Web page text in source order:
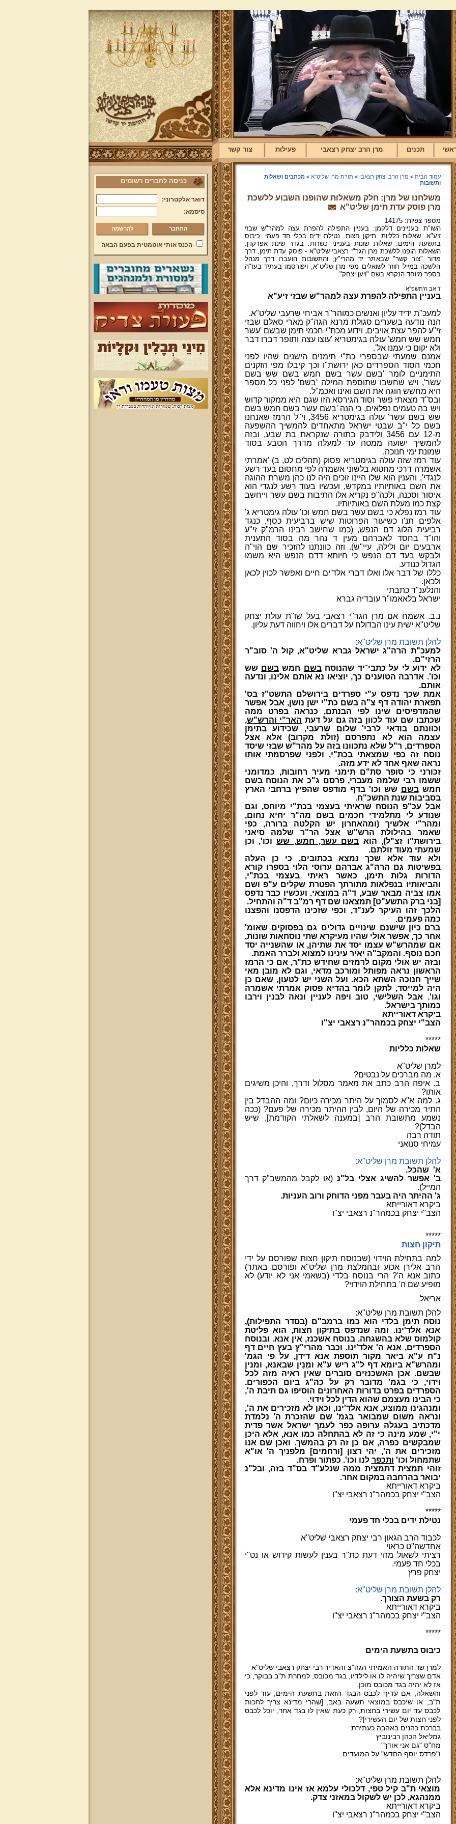
תכנים מרן הרב יצחק רצאבי פעילות צור קשר
עמוד הבית > מרן הרב יצחק רצאבי > תורת מרן שליט"א >מכתבים ושאלות
ותשובות
משלחנו של מרן: חלק משאלות שהופנו השבוע ללשכת
מרן פוסק עדת תימן שליט"א
מספר צפיות: 14175
השו"ת בעניינים דלקמן: בעניין התפילה להפרת עצה למהר"ש שבזי
זיע"א. שאלות כלליות. תיקון חצות. נטילת ידים בכלי חד פעמי. כיבוס
בתשעת הימים. שאלות שונות בענייני כשרות. בגדר שינת אפרקדן.
השאלות הופנו ללשכת מרן הגר"י רצאבי שליט"א - פוסק עדת תימן, דרך
מדור "צור קשר" שבאתר יד מהרי"ץ, והתשובות הועברו דרך מנהל
הלשכה במייל חוזר לשואלים מפי מרן שליט"א, ויפורסמו בעתיד בעז"ה
בספר מיוחד הנקרא בשם "ויען יצחק".
ז' אב ה'תשפ''א
בעניין התפילה להפרת עצה למהר"ש שבזי זיע"א
למעכ"ת ידיד עליון ואנשים כמוהר"ר אביחי שרעבי שליט"א.
הנה נודעה בשערים סגולת מרנא הגה"ק מארי סאלם שבזי
זי"ע להפר עצת אויבים, וידוע מכת"י חכמי תימן שבשם 'עשר
חמש שש חמש' עולה בגימטריא 'עוצו עצה ותופר דברו דבר
ולא יקום כי עמנו אל'.
אמנם שמעתי שבספרי כת"י תימנים הישנים שהיו לפני
חכמי הסוד הספרדים כאן ירושת"ו וכך קיבלו מפי הזקנים
התימניים לומר 'בשם עשר בשם חמש בשם שש בשם
עשר', ויש שחשבו שתוספת המילה 'בשם' לפני כל מספר
היא מחשש הוגה את השם ואינו ואכמ"ל.
ובס"ד מצאתי פשר וסוד הגירסא הזו שגם היא ממקור קדוש
ויש בה טעמים נפלאים, כי הנה 'בשם עשר בשם חמש בשם
שש בשם עשר' עולה בגימטריא 3456 , וי"ל הרמז שאנחנו
בשם כל י"ב שבטי ישראל מתאחדים להמשיך ההשפעה
מ-12 עם 3456 ולידבק בתורה שנקראת בת שבע, ובזה
להמשיך ישועה ממטה עד למעלה מדרך הטבע בסוד
שמונת ימי חנוכה.
עוד רמז שזה עולה בגימטריא פסוק (תהלים לט, ב) 'אמרתי
אשמרה דרכי מחטוא בלשוני אשמרה לפי מחסום בעד רשע
לנגדי', והענין הוא שלו היינו זוכים היה לנו כהן משרת ההוגה
את השם באותיותיו במקדש, ועכשיו בעוד רשע לנגדי הוא
איסור וסכנה, ולכה"פ נקריא אלו התיבות בשם עשר וייחשב
קצת כמו מעלת השם באותיותיו.
עוד רמז נפלא כי בשם עשר בשם חמש וכו' עולה גימטריא ג'
אלפים תנ'ו כשיעור הפרוטות שיש ברביעית כסף, כנגד
רביעית הלוג דם הנפש, (כמו שחישב רבינו הרמ"ק זי"ע
והו"ד בחסד לאברהם מעין ד נהר מה בסוד התענית
ארבעים יום ולילה, עיי"ש). וזה כוונתנו להזכיר שם הוי"ה
ולבקש בעד דם הנפש כי חיותא דדם הנפש היא משמו
הגדול כנודע.
כללו של דבר אלו ואלו דברי אלד'ים חיים ואפשר לכוין לכאן
ולכאן.
והנלענ"ד כתבתי
ישראל בלאאמו"ר עובדיה גברא
נ.ב. אשמח אם מרן הגר"י רצאבי בעל שו"ת עולת יצחק
שליט"א ישית עינו הבדולח על דברים אלו ויחווה דעת עליון.
להלן תשובת מרן שליט"א:
למעכ"ת הרה"ג ישראל גברא שליט"א, קול ה' סוב"ר
הרזי"ם.
לא ידוע לי על כתבי־יד שהנוסחבשם חמשבשם שש
וכו'. אדרבה הטוענים כך, יוציאו נא אותם אלינו, ונדעה
אותם.
אמת שכך נדפס ע"י ספרדים בירושלם התשט"ז בס'
תפארת יהודה דף צ"ה בשם כת"י ישן נושן, אבל אפשר
שהמדפיסים שינו לפי הבנתם, כנראה בפרט ממה
שכתבו שם עוד לכוון בזה גם על דעת האר"י והרש"ש,
וכוונתם בודאי לרבי' שלום שרעבי, שכידוע בתימן
עצמה הוא לא נתפרסם (זולת מקרוב) אלא אצל
הספרדים, ר"ל שלא נתכוונו בזה על מהר"ש שבזי שיסד
נוסח זה כפי שמצאתי בכת"י, ולפני שפרסמתי אותו
נראה שאף אחד לא ידע מזה.
זכורני כי סופר סת"ם תימני מעיר רחובות, כמדומני
ששמו רבי שלמה מעברי, פרסם ג"כ את הנוסחבשם
חמשבשם שש וכו' בדף מודפס שהפיץ ברחבי הארץ
בסביבות שנת התשכ"ח.
אבל עכ"פ הנוסח שראיתי בעצמי בכת"י מיוחס, וגם
שנודע לי מתלמידי חכמים בשם מה"ר יחיא נחום,
ומהר"י אלשיך (ומהאחרון יש הקלטה ברורה, כפי
שאמר בהילולת הרש"ש אצל הר"ר שלמה סיאני
בירושת"ו זצ"ל), הוא בשם עשר, חמש, ששוכו', וכן
שמעתי מעוד זולתם.
ולא עוד אלא שכך נמצא בכתובים, כי כן העלה
בפשיטות גם הרה"ג אברהם ערוסי הלוי בספרו קורא
הדורות גלות תימן, כאשר ראיתי בעצמי בכת"י,
והביאותיו בנפלאות מתורתך הפטרת שקלים ע"פ ושם
אמו צביה מבאר שבע, ד"ה במוצאי. ועכשיו כבר נדפס
[בני ברק התשע"ט] תמצאנו שם דף רמ"ב ד"ה והתחיל.
הלכך זהו העיקר לענ"ד, וכפי שזכינו הדפסנו והפצנו
כמה פעמים.
ברם כיון שישנם שינויים גדולים גם בפסוקים שאומ'
אחר כך, אפשר אולי שהיו מעיקרא שתי נוסחאות שונות,
אם שמהרש"ש עצמו יסד את שתיהן, או שהשנייה יסד
חכם נוסף. והמקב"ה יאיר עינינו למצוא ולברר האמת.
ובזה יש אולי מקום לרמזים שחידש כת"ר, אם כי הרמז
הראשון נראה מפותל ומורכב מדאי, וגם לא מובן מאי
שייך חנוכה השתא הכא. ועל השני יש לטעון, שאם כן
היה למייסד, לתקן לומר בהדיא פסוק אמרתי אשמרה
וגו'. אבל השלישי, טוב ויפה לעניין ונאה לבנין וירבו
כמותך בישראל.
ביקרא דאורייתא
הצב"י יצחק בכמהר"נ רצאבי יצ"ו
*****
שאלות כלליות
למרן שליט"א
א. מה מברכים על נבטים?
ב. איפה הרב כתב את מאמר מסלול ודרך, והיכן משיגים
אותו?
ג. למה א''א לסמוך על היתר מכירה כיום? ומה ההבדל בין
התיר מכירה של היום, לבין ההיתר מכירה של פעם? (ככה
נשמע מתשובת הרב [במענה לשאלתי הקודמת], שיש
הבדל)?
תודה רבה
עמיחי סנואני
להלן תשובת מרן שליט"א:
א' שהכל.
ב' אפשר להשיג אצלי בל"נ (או לקבל מהמשב"ק דרך
המייל).
ג' ההיתר היה בעבר מפני הדוחק ורוב העניות.
ביקרא דאורייתא
הצב"י יצחק בכמהר"נ רצאבי יצ"ו
*****
תיקון חצות
למה בתחילת הוידוי (שבנוסח תיקון חצות שפורסם על ידי
הרב אלירן אכוע ובהמלצת מרן שליט"א ופורסם באתר)
כתוב אנא ה'? הרי בנוסח בלדי (בשאמי אני לא יודע) לא
מופיע שם ה' בתחילת הוידוי?
אריאל
להלן תשובת מרן שליט"א:
נוסח תימן בלדי הוא כמו ברמב"ם (בסדר התפילות),
אנא אלד'ינו. ומה שנדפס בתיקון חצות, הוא פליטת
קולמוס שלא בהשגחה. בנוסח אשכנז, אין אנא. ובנוסח
הספרדים, אנא ה' אלד'ינו. וכבר מהרי"ץ בעץ חיים דף
נ"ח ע"א ביאר מקור תוספת אנא דידן, על פי הגמ'
ומהרש"א ביומא דף ל"ג ריש ע"א ומנין שבאנא, ומנין
שבשם. אכן האשכנזים סוברים שאין ראיה מזה לכל
וידוי, כי בגמ' מדובר רק על כה"ג ביום הכפורים.
הספרדים בפרט בדורות האחרונים הוסיפו גם תיבת ה',
כי הבינו מעצמם שהוא הדין לכל וידוי.
ומנהגינו ממוצע, אנא אלד'ינו, וכאן לא מזכירים את ה',
ונראה משום שמבואר בגמ' שם שהזכרת ה' נלמדת
מדכתיב בעגלה ערופה כפר לעמך ישראל אשר פדית
י"י, שמע מינה כי זה לא בהתחלה כמו אנא, אלא היכן
שמבקשים כפרה, אם כן זה רק בהמשך. ואכן שם אנו
מזכירים את ה', יהי רצון [ורחמים] מלפניך ה' או"א
שתמחול וכו' ותכפר לנו וכו'. כפתור ופרח.
זוהי תמצית דתמצית ממה שנלע"ד בס"ד בזה, ובל"נ
יבואר בהרחבה במקום אחר.
ביקרא דאורייתא
הצב"י יצחק בכמהר"נ רצאבי יצ"ו
*****
נטילת ידים בכלי חד פעמי
לכבוד הרב הגאון רבי יצחק רצאבי שליט''א
אחדשה''ט כראוי
רציתי לשאול מהי דעת כת''ר בענין לעשות קידוש או נט''י
בכלי חד פעמי.
יצחק פרץ
להלן תשובת מרן שליט"א:
רק בשעת הצורך.
ביקרא דאורייתא
הצב"י יצחק בכמהר"נ רצאבי יצ"ו
*****
כיבוס בתשעת הימים
למרן שר התורה האמיתי הגה"צ והאדיר רבי יצחק רצאבי שליט"א
אדם שצריך שיהיה לו או לילדיו, בגד מכובס, למחרת ת"ב בבוקר, כי
אז לא יהיה בגד מכובס מוכן.
והשאלה, אם עדיף לכבס הבגד הזאת בתשעת הימים, עוד לפני
ת"ב, או שיכבס במוצאי תשעה באב, [שהרי מדינא צריך לחכות
לכבס עד יום עשירי בחצות, רק כעת שאין לו בגד אחר, יוכל לכבס
לפני חצות של יום העשירי]?
בברכת כהנים באהבה כעתירת
גמליאל הכהן רבינוביץ
מח"ס "גם אני אודך"
ו"פרדס יוסף החדש" על המועדים.
להלן תשובת מרן שליט"א:
מוצאי ת"ב קיל טפי, דלכולי עלמא אז אינו מדינא אלא
ממנהגא, לכן יש לשקול במאזני צדק.
ביקרא דאורייתא
הצב"י יצחק בכמהר"נ רצאבי יצ"ו
כניסה לחברים רשומים
דואר אלקטרוני:
סיסמא:
להרשמה
הכנס אותי אוטמטית בפעם הבאה